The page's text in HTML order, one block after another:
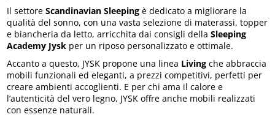
Il settoreScandinavian Sleeping è dedicato a migliorare la
qualità del sonno, con una vasta selezione di materassi, topper
e biancheria da letto, arricchita dai consigli dellaSleeping
Academy Jysk per un riposo personalizzato e ottimale.
Accanto a questo, JYSK propone una linea Living che abbraccia
mobili funzionali ed eleganti, a prezzi competitivi, perfetti per
creare ambienti accoglienti. E per chi ama il calore e
l’autenticità del vero legno, JYSK offre anche mobili realizzati
con essenze naturali.